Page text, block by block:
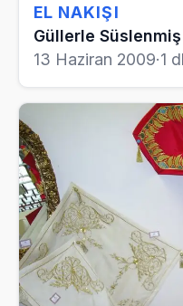
EL NAKIŞI
Güllerle
13 Haziran 2009·1